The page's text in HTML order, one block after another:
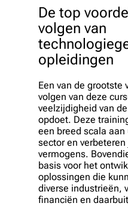
De top
volgen van
opleidingen
Een van de grootste
volgen van deze
veelzijdigheid van
opdoet. Deze
een breed scala
sector en
vermogens.
basis voor het
oplossingen die
diverse industrieën,
financiën en